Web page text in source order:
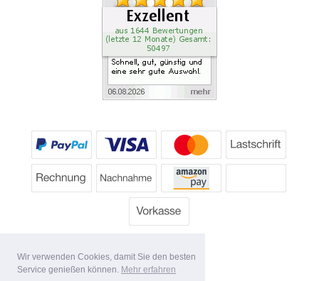
Wir verwenden Cookies, damit Sie den besten
Service genießen können. Mehr erfahren